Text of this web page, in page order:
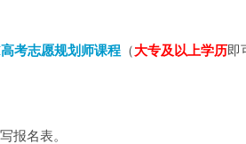
考志愿规划师课程 （大专及以上学历即
报名表。